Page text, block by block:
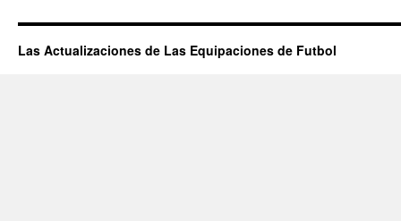
Las Actualizaciones de Las Equipaciones de Futbol